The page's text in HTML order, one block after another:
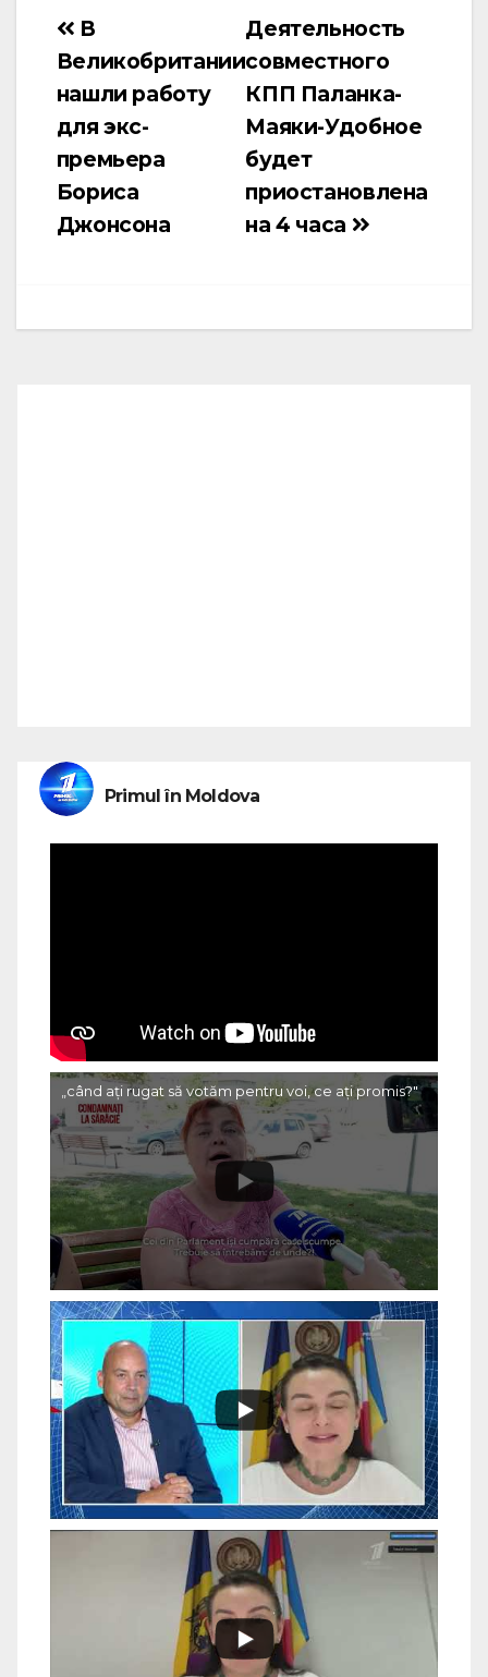
Навигация
по
Деятельность
совместного
КПП Паланка-
Маяки-Удобное
будет
приостановлена
на 4 часа
В
Великобритании
нашли работу
для экс-
премьера
Бориса
Джонсона
Primul în Moldova
„când ați rugat să votăm pentru voi, ce ați promis?"